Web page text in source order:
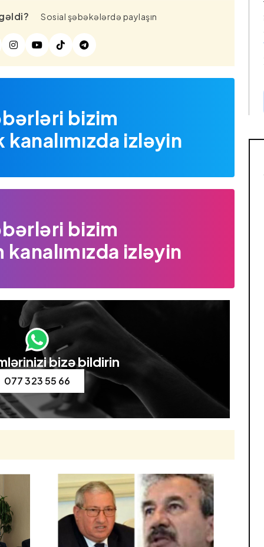
Sosial şəbəkələrdə paylaşın
bizim
izləyin
bizim
izləyin
bizə bildirin
077 323 55 66